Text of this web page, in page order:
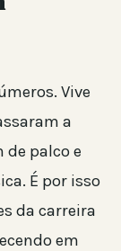
Vive
a
de palco e
É por isso
da carreira
em